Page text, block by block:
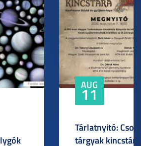
AUG
11
Tárlatnyitó:
tárgyak